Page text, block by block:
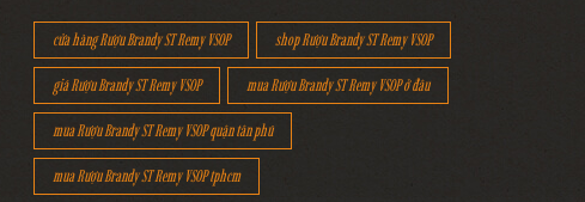
cửa hàng Rượu Brandy ST Remy VSOP shop Rượu Brandy ST Remy VSOP
giá Rượu Brandy ST Remy VSOP mua Rượu Brandy ST Remy VSOP ở đâu
mua Rượu Brandy ST Remy VSOP quận tân phú
mua Rượu Brandy ST Remy VSOP tphcm